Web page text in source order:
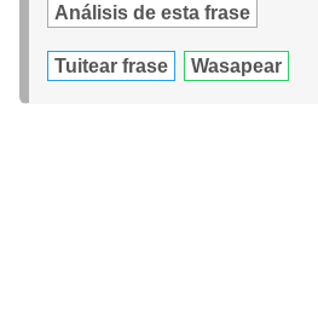
Análisis de esta frase
Tuitear frase Wasapear